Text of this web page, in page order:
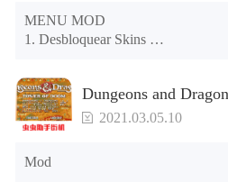
MENU MOD
1. Desbloquear Skins
3. Desbloquear Variantes
4. Desbloquear Animações
5. Desbloquear Passos
6. Nível
8. Sem ANÚNCIOS
Dungeons and
2021.03.05.10
Mod